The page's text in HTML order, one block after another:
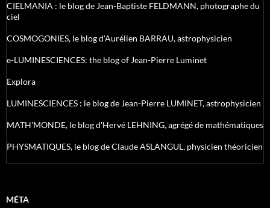
CIELMANIA : le blog de Jean-Baptiste FELDMANN, photographe du
ciel
COSMOGONIES, le blog d'Aurélien BARRAU, astrophysicien
e-LUMINESCIENCES: the blog of Jean-Pierre Luminet
Explora
LUMINESCIENCES : le blog de Jean-Pierre LUMINET, astrophysicien
MATH'MONDE, le blog d'Hervé LEHNING, agrégé de mathématiques
PHYSMATIQUES, le blog de Claude ASLANGUL, physicien théoricien
MÉTA